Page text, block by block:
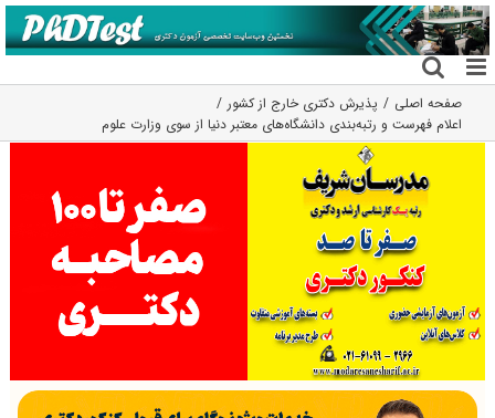
رفتن
به
محتوا
صفحه اصلی
پذیرش دکتری خارج از کشور
اعلام فهرست و رتبه‌بندی دانشگاه‌های معتبر دنیا از سوی وزارت علوم